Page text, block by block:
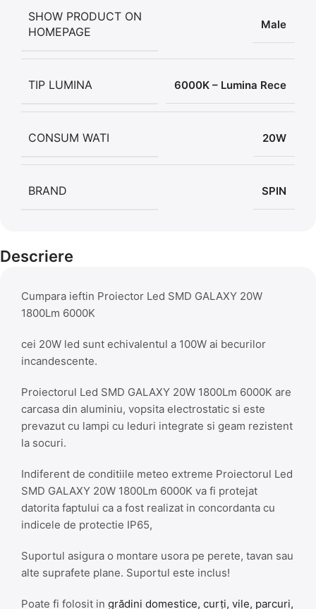
SHOW PRODUCT ON
HOMEPAGE
Male
TIP LUMINA 6000K – Lumina Rece
CONSUM WATI 20W
BRAND SPIN
Descriere
Cumpara ieftin Proiector Led SMD GALAXY 20W
1800Lm 6000K
cei 20W led sunt echivalentul a 100W ai becurilor
incandescente.
Proiectorul Led SMD GALAXY 20W 1800Lm 6000K are
carcasa din aluminiu, vopsita electrostatic si este
prevazut cu lampi cu leduri integrate si geam rezistent
la socuri.
Indiferent de conditiile meteo extreme Proiectorul Led
SMD GALAXY 20W 1800Lm 6000K va fi protejat
datorita faptului ca a fost realizat in concordanta cu
indicele de protectie IP65,
Suportul asigura o montare usora pe perete, tavan sau
alte suprafete plane. Suportul este inclus!
Poate fi folosit in grădini domestice, curți, vile, parcuri,